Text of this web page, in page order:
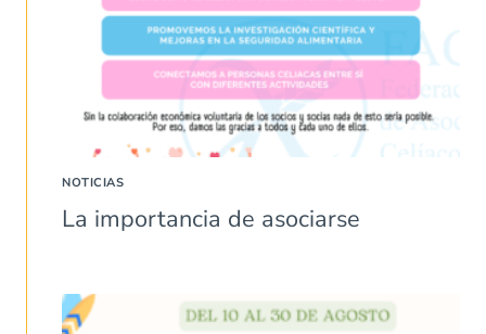
NOTICIAS
La importancia de asociarse